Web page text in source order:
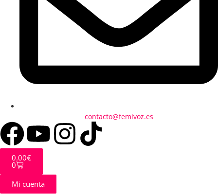
contacto@femivoz.es
0.00€
0
Mi cuenta